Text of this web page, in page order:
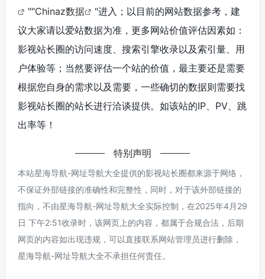
""Chinaz数据
"进入；以目前的网站数据参考，建
议大家请以爱站数据为准，更多网站价值评估因素如：
影视站长圈的访问速度、搜索引擎收录以及索引量、用
户体验等；当然要评估一个站的价值，最主要还是需要
根据您自身的需求以及需要，一些确切的数据则需要找
影视站长圈的站长进行洽谈提供。如该站的IP、PV、跳
出率等！
特别声明
本站星海导航-网址导航大全提供的影视站长圈都来源于网络，
不保证外部链接的准确性和完整性，同时，对于该外部链接的
指向，不由星海导航-网址导航大全实际控制，在2025年4月29
日 下午2:51收录时，该网页上的内容，都属于合规合法，后期
网页的内容如出现违规，可以直接联系网站管理员进行删除，
星海导航-网址导航大全不承担任何责任。